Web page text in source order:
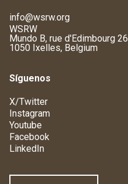
info@wsrw.org
WSRW
Mundo B, rue d'Edimbourg 26
1050 Ixelles, Belgium
Síguenos
X/Twitter
Instagram
Youtube
Facebook
LinkedIn